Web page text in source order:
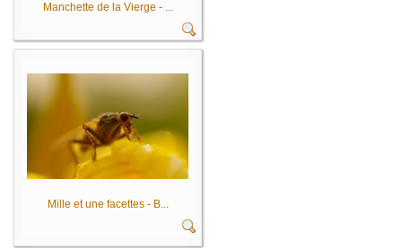
Manchette de la Vierge - ...
Mille et une facettes - B...